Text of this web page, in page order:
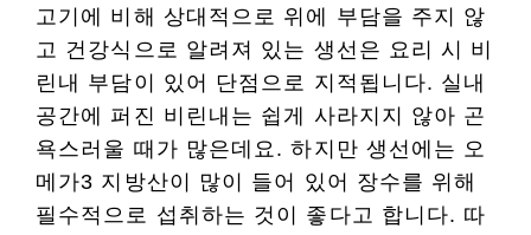
고기에 비해 상대적으로 위에 부담을 주지 않
고 건강식으로 알려져 있는 생선은 요리 시 비
린내 부담이 있어 단점으로 지적됩니다. 실내
공간에 퍼진 비린내는 쉽게 사라지지 않아 곤
욕스러울 때가 많은데요. 하지만 생선에는 오
메가3 지방산이 많이 들어 있어 장수를 위해
필수적으로 섭취하는 것이 좋다고 합니다. 따